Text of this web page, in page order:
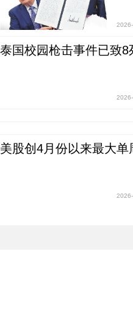
泰国校园枪击事件已致
美股创4月份以来最大